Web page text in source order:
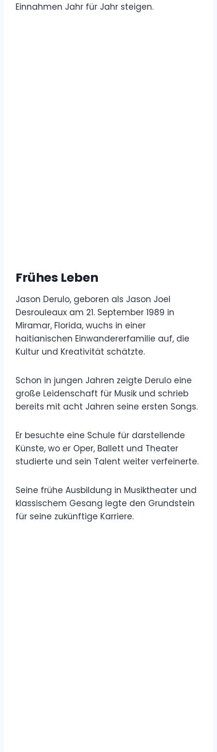
Einnahmen Jahr für Jahr steigen.
Frühes Leben
Jason Derulo, geboren als Jason Joel
Desrouleaux am 21. September 1989 in
Miramar, Florida, wuchs in einer
haitianischen Einwandererfamilie auf, die
Kultur und Kreativität schätzte.
Schon in jungen Jahren zeigte Derulo eine
große Leidenschaft für Musik und schrieb
bereits mit acht Jahren seine ersten Songs.
Er besuchte eine Schule für darstellende
Künste, wo er Oper, Ballett und Theater
studierte und sein Talent weiter verfeinerte.
Seine frühe Ausbildung in Musiktheater und
klassischem Gesang legte den Grundstein
für seine zukünftige Karriere.